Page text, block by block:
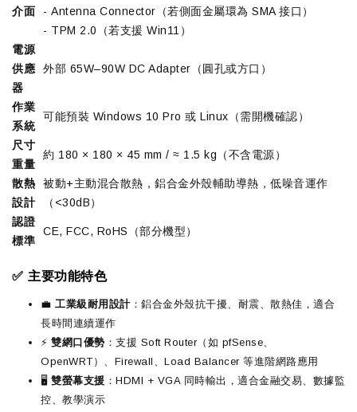
介面
- Antenna Connector（若側面金屬環為 SMA 接口）
- TPM 2.0（若支援 Win11）
電源
供應
器
外部 65W–90W DC Adapter（圓孔或方口）
作業
系統
可能預裝 Windows 10 Pro 或 Linux（需開機確認）
尺寸
重量
約 180 × 180 × 45 mm / ≈ 1.5 kg（不含電源）
散熱
設計
被動+主動混合散熱，鋁合金外殼輔助導熱，低噪音運作
（<30dB）
認證
標準
CE, FCC, RoHS（部分機型）
✅ 主要功能特色
💼 工業級耐用設計：鋁合金外殼抗干擾、耐震、散熱佳，適合
長時間連續運作
⚡ 雙網口優勢 ：支援 Soft Router（如 pfSense、
OpenWRT）、Firewall、Load Balancer 等進階網路應用
🖥️ 雙螢幕支援 ：HDMI + VGA 同時輸出，適合金融交易、數據監
控、教學演示